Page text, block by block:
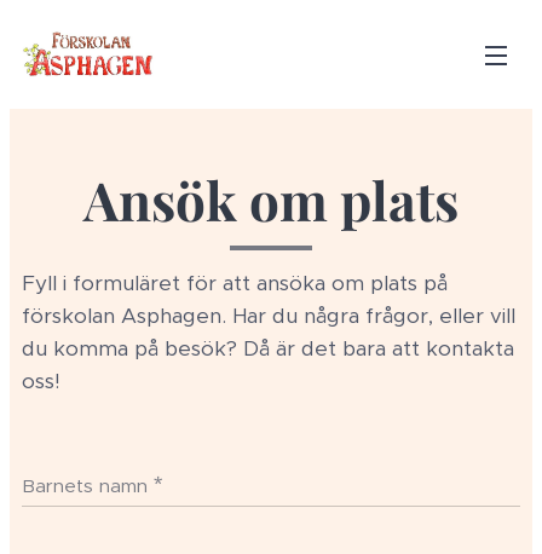
Ansök om plats
Fyll i formuläret för att ansöka om plats på
förskolan Asphagen. Har du några frågor, eller vill
du komma på besök? Då är det bara att kontakta
oss!
Barnets namn